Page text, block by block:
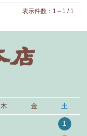
表示件数：1～1 / 1
木 金 土
1